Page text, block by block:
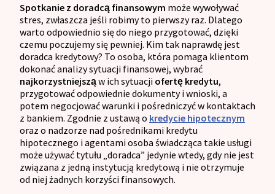
Spotkanie z doradcą finansowym może wywoływać
stres, zwłaszcza jeśli robimy to pierwszy raz. Dlatego
warto odpowiednio się do niego przygotować, dzięki
czemu poczujemy się pewniej. Kim tak naprawdę jest
doradca kredytowy? To osoba, która pomaga klientom
dokonać analizy sytuacji finansowej, wybrać
najkorzystniejsząw ich sytuacji ofertę kredytu,
przygotować odpowiednie dokumenty i wnioski, a
potem negocjować warunki i pośredniczyć w kontaktach
z bankiem. Zgodnie z ustawą o kredycie hipotecznym
oraz o nadzorze nad pośrednikami kredytu
hipotecznego i agentami osoba świadcząca takie usługi
może używać tytułu „doradca” jedynie wtedy, gdy nie jest
związana z jedną instytucją kredytową i nie otrzymuje
od niej żadnych korzyści finansowych.